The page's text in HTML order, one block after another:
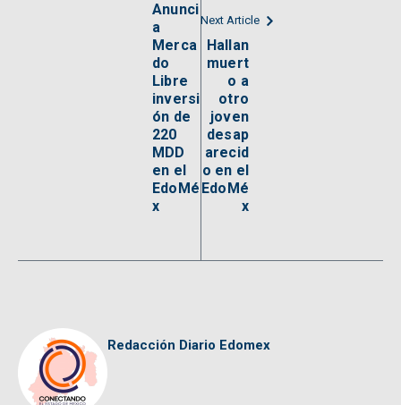
Anunci
a
Merca
do
Libre
inversi
ón de
220
MDD
en el
EdoMé
x
Next Article
Hallan
muert
o a
otro
joven
desap
arecid
o en el
EdoMé
x
Redacción Diario Edomex